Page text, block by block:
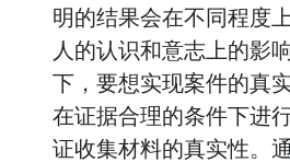
明的结果会在不同程度
人的认识和意志上的影
下，要想实现案件的真
在证据合理的条件下进
证收集材料的真实性。